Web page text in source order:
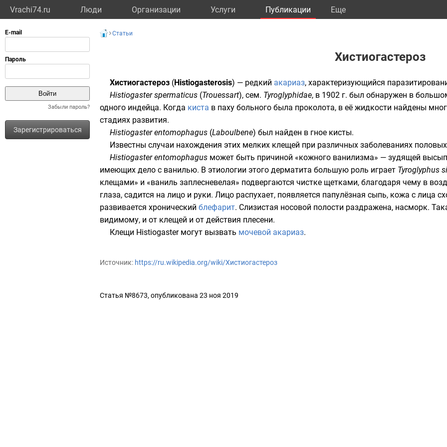
Vrachi74.ru Люди Организации Услуги Публикации Eще
Забыли пароль?
Зарегистрироваться
Статьи
Хистиогастероз
Хистиогастероз (Histiogasterosis) — редкий акариаз, характеризующийся
Histiogaster spermaticus (Trouessart), сем. Tyroglyphidae, в 1902 г. был обнаружен в
одного индейца. Когда киста в паху больного была проколота, в её жидкости найдены
стадиях развития.
Histiogaster entomophagus (Laboulbene) был найден в гное кисты.
Известны случаи нахождения этих мелких клещей при различных заболеваниях
Histiogaster entomophagus может быть причиной «кожного ванилизма» — зудящей
имеющих дело с ванилью. В этиологии этого дерматита большую роль играет Tyroglyphus
клещами» и «ваниль заплесневелая» подвергаются чистке щетками, благодаря чему в
глаза, садится на лицо и руки. Лицо распухает, появляется папулёзная сыпь, кожа с лица
развивается хронический блефарит. Слизистая носовой полости раздражена, насморк.
видимому, и от клещей и от действия плесени.
Клещи Histiogaster могут вызвать мочевой акариаз.
Источник: https://ru.wikipedia.org/wiki/Хистиогастероз
Статья №8673, опубликована 23 ноя 2019